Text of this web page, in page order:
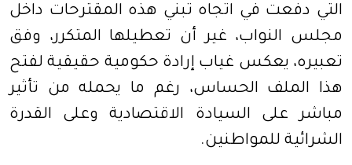
التي دفعت في اتجاه تبني هذه المقترحات داخل
مجلس النواب، غير أن تعطيلها المتكرر، وفق
تعبيره، يعكس غياب إرادة حكومية حقيقية لفتح
هذا الملف الحساس، رغم ما يحمله من تأثير
مباشر على السيادة الاقتصادية وعلى القدرة
الشرائية للمواطنين.